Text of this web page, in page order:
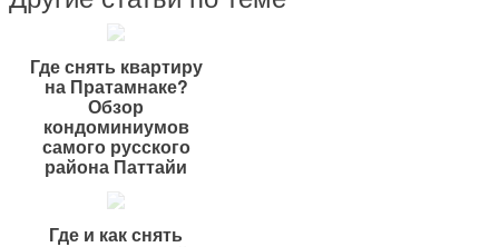
Где снять квартиру
на Пратамнаке?
Обзор
кондоминиумов
самого русского
района Паттайи
Где и как снять